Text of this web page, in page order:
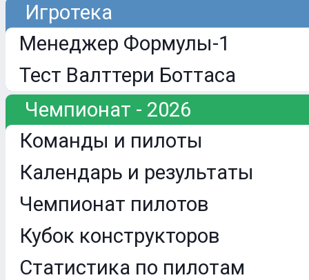
Игротека
Менеджер Формулы-1
Тест Валттери Боттаса
Чемпионат - 2026
Команды и пилоты
Календарь и результаты
Чемпионат пилотов
Кубок конструкторов
Статистика по пилотам